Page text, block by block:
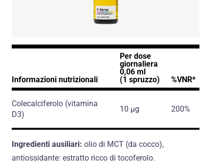
Informazioni nutrizionali
Per dose
giornaliera
0,06 ml
(1 spruzzo)
%VNR*
Colecalciferolo (vitamina
D3)
10 μg 200%
Ingredienti ausiliari: olio di MCT (da cocco),
antiossidante: estratto ricco di tocoferolo.